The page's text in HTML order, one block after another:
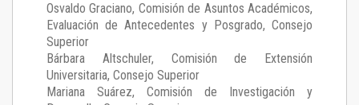
Osvaldo Graciano, Comisión de Asuntos Académicos,
Evaluación de Antecedentes y Posgrado, Consejo
Superior
Bárbara Altschuler, Comisión de Extensión
Universitaria, Consejo Superior
Mariana Suárez, Comisión de Investigación y